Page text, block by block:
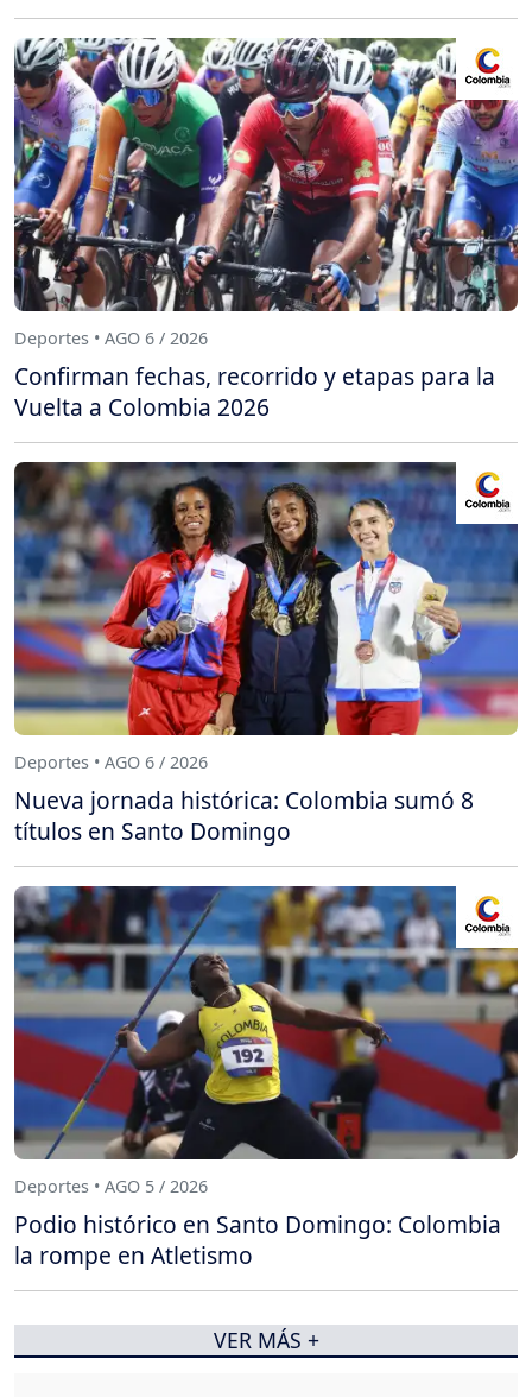
Deportes • AGO 6 / 2026
Confirman fechas, recorrido y etapas para la
Vuelta a Colombia 2026
Deportes • AGO 6 / 2026
Nueva jornada histórica: Colombia sumó 8
títulos en Santo Domingo
Deportes • AGO 5 / 2026
Podio histórico en Santo Domingo: Colombia
la rompe en Atletismo
VER MÁS +